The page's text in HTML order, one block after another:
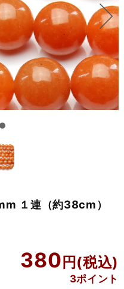
１連（約38cm）
380
3ポイント